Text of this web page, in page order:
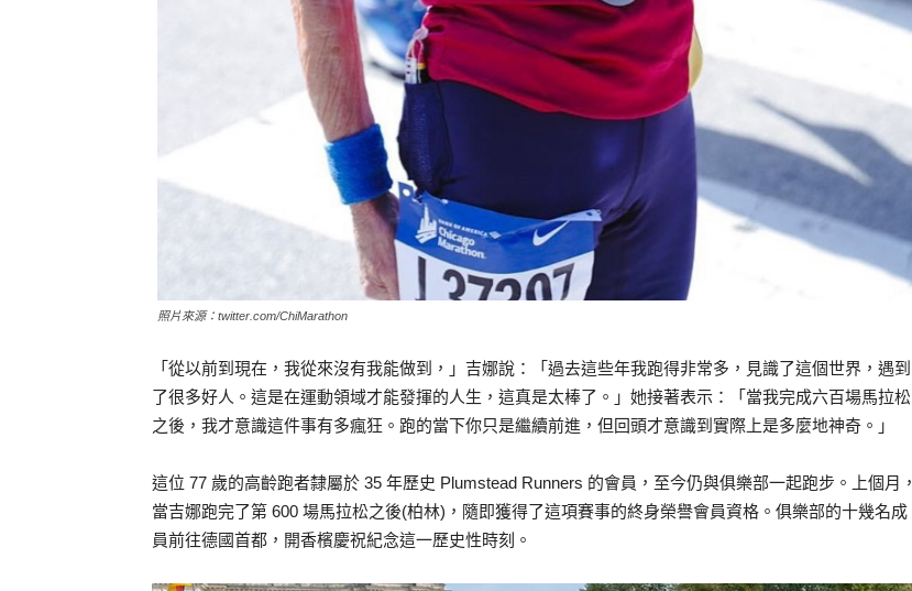
照片來源：twitter.com/ChiMarathon
「從以前到現在，我從來沒有我能做到，」吉娜說：「過去這些年我跑得非常多，見識了這個世界，遇到
了很多好人。這是在運動領域才能發揮的人生，這真是太棒了。」她接著表示：「當我完成六百場馬拉松
之後，我才意識這件事有多瘋狂。跑的當下你只是繼續前進，但回頭才意識到實際上是多麼地神奇。」
這位 77 歲的高齡跑者隸屬於 35 年歷史 Plumstead Runners 的會員，至今仍與俱樂部一起跑步。上個月，
當吉娜跑完了第 600 場馬拉松之後(柏林)，隨即獲得了這項賽事的終身榮譽會員資格。俱樂部的十幾名成
員前往德國首都，開香檳慶祝紀念這一歷史性時刻。